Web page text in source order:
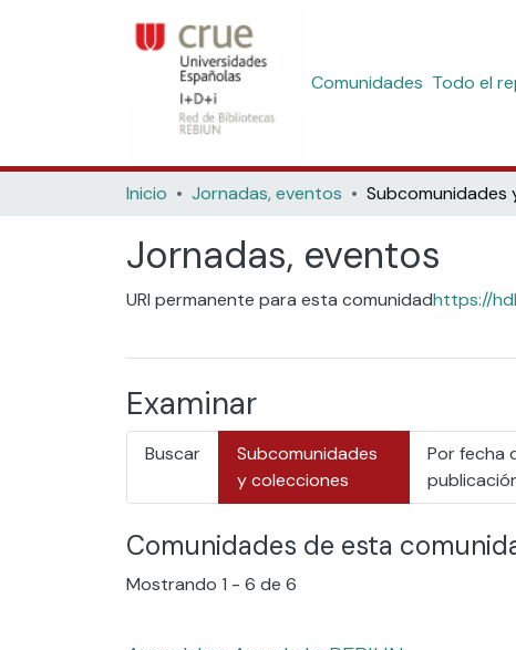
Comunidades Todo el
Inicio Jornadas, eventos
Jornadas, eventos
URI permanente para esta comunidadhttps://
Examinar
Buscar
Subcomunidades
y colecciones
Por fecha
Comunidades de esta
Mostrando 1 - 6 de 6